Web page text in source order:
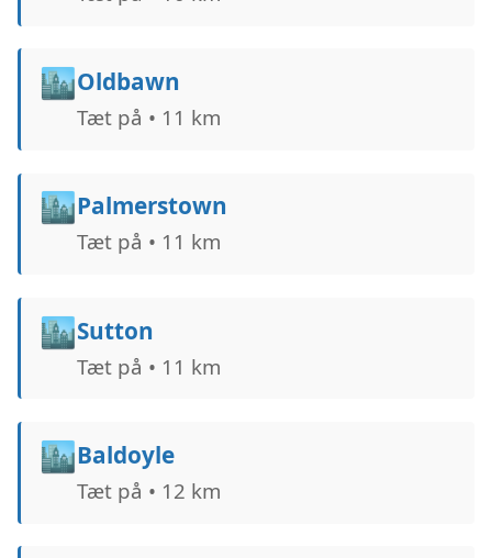
🏙️Oldbawn
Tæt på • 11 km
🏙️Palmerstown
Tæt på • 11 km
🏙️Sutton
Tæt på • 11 km
🏙️Baldoyle
Tæt på • 12 km